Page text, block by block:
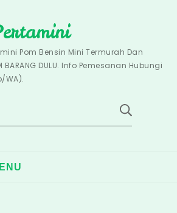
Pom Bensin Mini Termurah Dan
DULU. Info Pemesanan Hubungi
WA).